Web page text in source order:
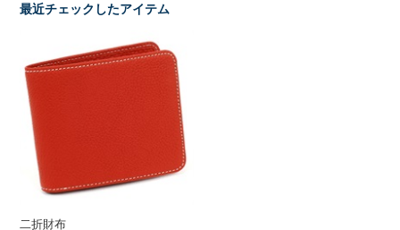
最近チェックしたアイテム
二折財布